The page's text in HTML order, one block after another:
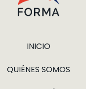
INICIO
QUIÉNES SOMOS